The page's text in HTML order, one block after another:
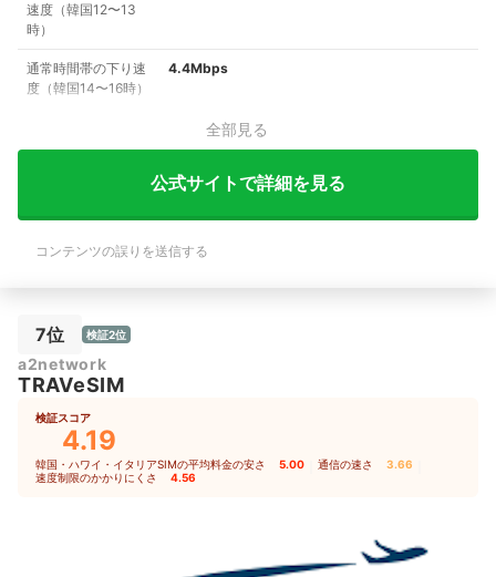
速度（韓国12〜13
時）
通常時間帯の下り速
度（韓国14〜16時）
4.4Mbps
全部見る
公式サイトで詳細を見る
コンテンツの誤りを送信する
7位 検証2位
a2network
TRAVeSIM
検証スコア
4.19
韓国・ハワイ・イタリアSIMの平均料金の安さ 5.00 通信の速さ 3.66
速度制限のかかりにくさ 4.56